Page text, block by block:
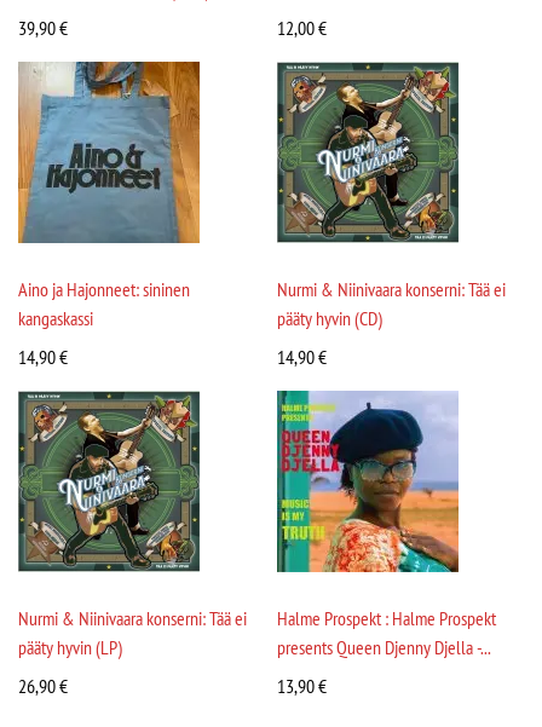
39,90€
12,00€
Aino ja Hajonneet: sininen
kangaskassi
14,90€
Nurmi & Niinivaara konserni: Tää ei
pääty hyvin (CD)
14,90€
Nurmi & Niinivaara konserni: Tää ei
pääty hyvin (LP)
26,90€
Halme Prospekt : Halme Prospekt
presents Queen Djenny Djella -...
13,90€